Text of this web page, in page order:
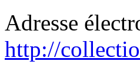
Adresse
http://